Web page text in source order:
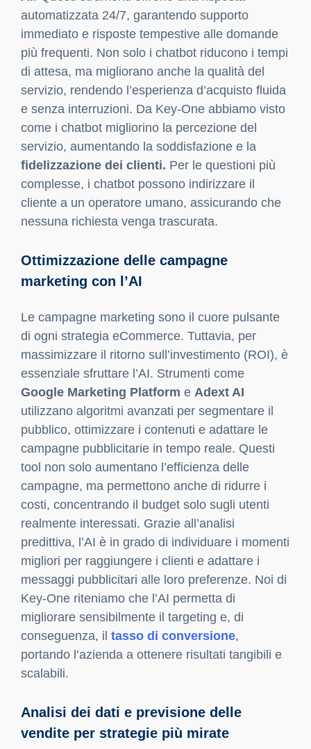
piattaforme comeDynamic Yield e
Algolia
Recommend permettono di creare
raccomandazioni in tempo reale basate sugli
interessi e sulle abitudini di acquisto degli utenti.
Questi strumenti possono aiutare a far emergere
prodotti correlati o simili, aumentando la
probabilità che il cliente esplori più a fondo
l’assortimento. Con il giusto tool AI, ogni visita al
sito può trasformarsi in un’esperienza unica e
coinvolgente, simile a quella che un cliente
avrebbe con un consulente personale in un
negozio fisico. La nostra esperienza ci ha
insegnato che integrare raccomandazioni
dinamiche incrementa non solo le vendite ma
anche il valore medio del carrello.
Chatbot AI e assistenza clienti
automatizzata
L’assistenza clienti è un pilastro fondamentale
per ogni eCommerce. Tuttavia, gestire le
richieste in tempo reale, specialmente durante i
picchi stagionali, può diventare una sfida. Ecco
perché consigliamo l’utilizzo di
chatbot basati
su AI
, come LivePerson, Tiledesk o Zendesk
. Questi strumenti offrono una risposta
automatizzata 24/7, garantendo supporto
immediato e risposte tempestive alle domande
più frequenti. Non solo i chatbot riducono i tempi
di attesa, ma migliorano anche la qualità del
servizio, rendendo l’esperienza d’acquisto fluida
e senza interruzioni. Da Key-One abbiamo visto
come i chatbot migliorino la percezione del
servizio, aumentando la soddisfazione e la
fidelizzazione dei clienti.
Per le questioni più
complesse, i chatbot possono indirizzare il
nessuna richiesta venga trascurata.
Ottimizzazione delle campagne